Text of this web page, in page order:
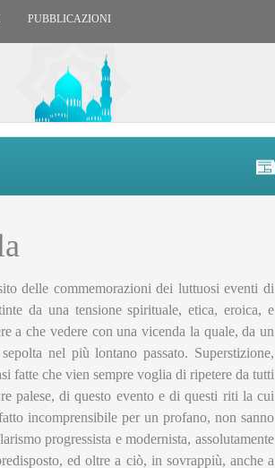
PUBBLICAZIONI
delle commemorazioni dei luttuosi eventi di
da una tensione spirituale, etica, eroica, e
a che vedere con una vicenda la quale, da un
nel più lontano passato. Superstizione,
fatte che vien sempre voglia di ripetere da tutti
palese, di questo evento e di questi riti la cui
incomprensibile per un profano, non sanno
progressista e modernista, assolutamente
ed oltre a ciò, in sovrappiù, anche a